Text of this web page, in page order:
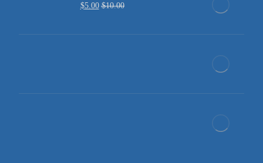
$10.00
$5.00